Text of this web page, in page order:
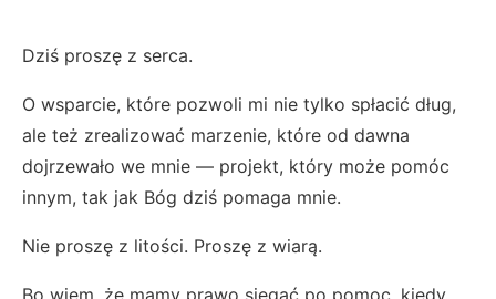
Dziś proszę z serca.
O wsparcie, które pozwoli mi nie tylko spłacić dług,
ale też zrealizować marzenie, które od dawna
dojrzewało we mnie — projekt, który może pomóc
innym, tak jak Bóg dziś pomaga mnie.
Nie proszę z litości. Proszę z wiarą.
Bo wiem, że mamy prawo sięgać po pomoc, kiedy